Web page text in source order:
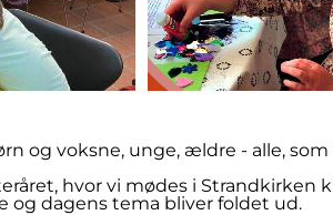
og voksne, unge, ældre - alle,
hvor vi mødes i
og dagens tema bliver foldet ud.